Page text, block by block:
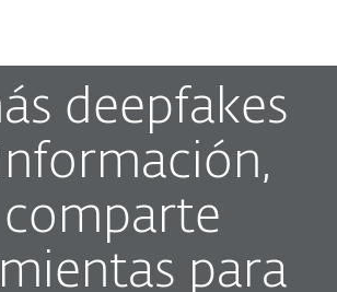
deepfakes
comparte
para